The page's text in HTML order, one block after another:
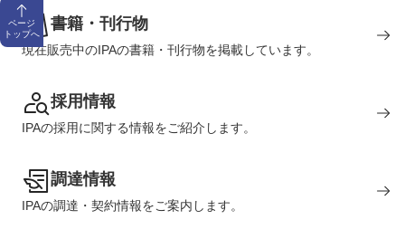
ページ
トップへ
書籍・刊行物
現在販売中のIPAの書籍・刊行物を掲載しています。
採用情報
IPAの採用に関する情報をご紹介します。
調達情報
IPAの調達・契約情報をご案内します。